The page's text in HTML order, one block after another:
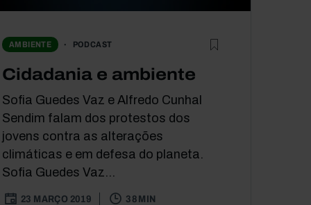
AMBIENTE PODCAST
Cidadania e ambiente
Sofia Guedes Vaz e Alfredo Cunhal
Sendim falam dos protestos dos
jovens contra as alterações
climáticas e em defesa do planeta.
Sofia Guedes Vaz...
23 MARÇO 2019 38 MIN